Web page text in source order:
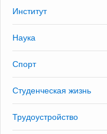
Институт
Наука
Спорт
Студенческая жизнь
Трудоустройство